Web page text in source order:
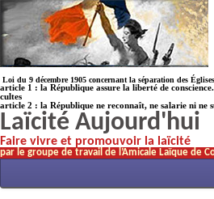
Loi du 9 décembre 1905 concernant la séparation des
article 1 : la République assure la liberté de
cultes
article 2 : la République ne reconnaît, ne salarie ni ne
Laïcité Aujourd'hui
Faire vivre et promouvoir la laïcité
par le groupe de travail de l’Amicale Laïque de